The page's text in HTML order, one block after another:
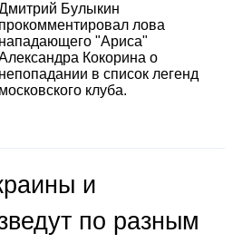
Булыкин
прокомментировал лова
нападающего "Ариса"
Кокорина о
непопадании в список легенд
московского клуба.
и
по разным